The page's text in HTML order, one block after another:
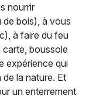
nourrir
de bois), à vous
à faire du feu
boussole
expérience qui
la nature. Et
un enterrement